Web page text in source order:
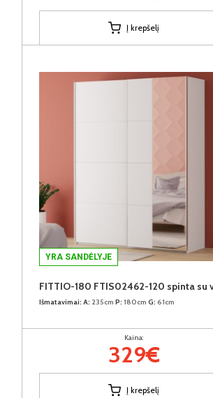
Į krepšelį
YRA SANDĖLYJE
Išmatavimai: A: 235cm P: 180cm G: 61cm
Kaina:
329€
Į krepšelį